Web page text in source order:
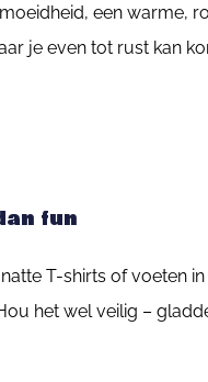
een warme,
je even tot rust kan
fun
T-shirts of voeten
het wel veilig –